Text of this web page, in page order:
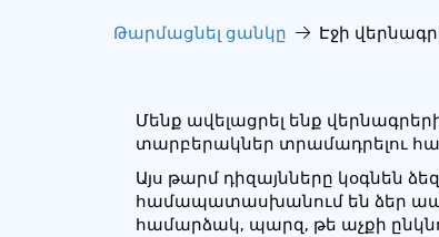
Թարմացնել ցանկը Էջի
Մենք ավելացրել ենք
տարբերակներ տրամադրելու
Այս թարմ դիզայնները կօգնեն
համապատասխանում են ձեր
համարձակ, պարզ, թե աչքի